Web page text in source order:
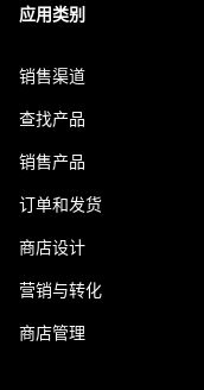
应用类别
销售渠道
查找产品
销售产品
订单和发货
商店设计
营销与转化
商店管理